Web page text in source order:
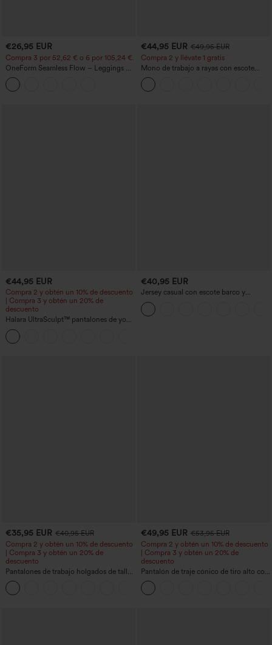
€26,95 EUR
Compra 3 por 52,62 € o 6 por 105,24 €.
OneForm Seamless Flow – Leggings de
yoga sin costuras, tiro medio, control de
abdomen y realce de glúteos
€44,95 EUR €49,95 EUR
Compra 2 y llévate 1 gratis
Mono de trabajo a rayas con escote
barco, sin mangas, lazo lateral, tacto
Cool Touch y bolsillos - Edición Easy
Peezy
€44,95 EUR
Compra 2 y obtén un 10% de descuento
| Compra 3 y obtén un 20% de
descuento
Halara UltraSculpt™ pantalones de yoga
holgados de talle alto con control
abdominal, rayas color block y bolsillos
€40,95 EUR
Jersey casual con escote barco y
mangas murciélago
€35,95 EUR €40,95 EUR
Compra 2 y obtén un 10% de descuento
| Compra 3 y obtén un 20% de
descuento
Pantalones de trabajo holgados de talle
medio con bolsillos y pernera estilo
barril
€49,95 EUR €53,95 EUR
Compra 2 y obtén un 10% de descuento
| Compra 3 y obtén un 20% de
descuento
Pantalón de traje cónico de tiro alto con
bolsillos